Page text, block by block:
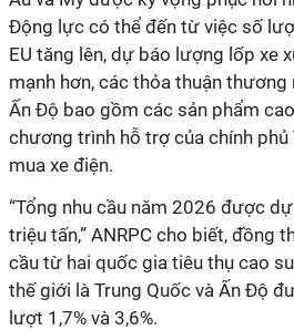
Động lực có thể đến từ việc số
EU tăng lên, dự báo lượng lốp xe
mạnh hơn, các thỏa thuận
Ấn Độ bao gồm các sản phẩm
chương trình hỗ trợ của chính
mua xe điện.
“Tổng nhu cầu năm 2026 được
triệu tấn,” ANRPC cho biết, đồng
cầu từ hai quốc gia tiêu thụ cao
thế giới là Trung Quốc và Ấn Độ
lượt 1,7% và 3,6%.